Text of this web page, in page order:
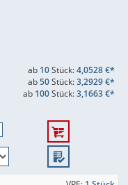
ab 10Stück:4,0528 €*
ab50Stück:3,2929 €*
ab 100Stück:3,1663 €*